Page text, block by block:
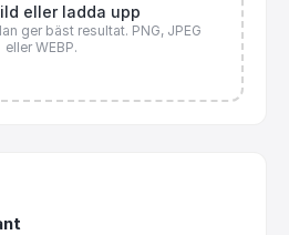
eller ladda upp
ger bäst resultat. PNG, JPEG
eller WEBP.